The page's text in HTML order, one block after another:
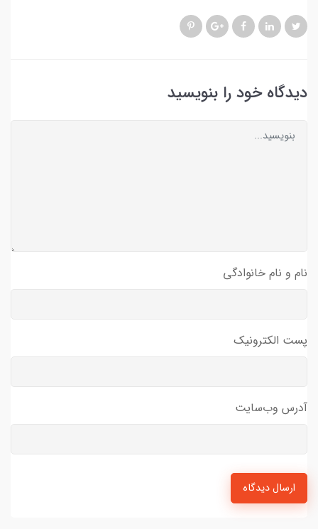
دیدگاه خود را بنویسید
نام و نام خانوادگی
پست الکترونیک
آدرس وب‌سایت
ارسال دیدگاه